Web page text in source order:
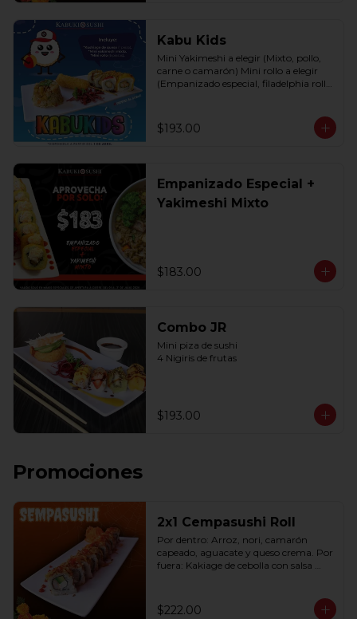
Kabu Kids
Mini Yakimeshi a elegir (Mixto, pollo,
carne o camarón) Mini rollo a elegir
(Empanizado especial, filadelphia roll,
$193.00
Empanizado Especial +
Yakimeshi Mixto
$183.00
Combo JR
Mini piza de sushi
4 Nigiris de frutas
$193.00
Promociones
2x1 Cempasushi Roll
Por dentro: Arroz, nori, camarón
capeado, aguacate y queso crema. Por
fuera: Kakiage de cebolla con salsa
$222.00